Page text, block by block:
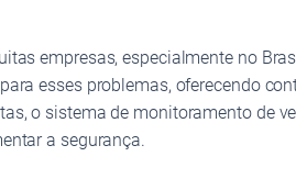
empresas, especialmente no
esses problemas, oferecendo
o sistema de monitoramento de
a segurança.